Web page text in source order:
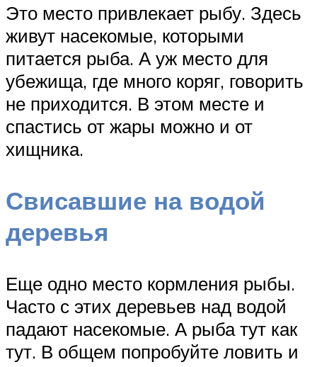
Это место привлекает рыбу. Здесь
живут насекомые, которыми
питается рыба. А уж место для
убежища, где много коряг, говорить
не приходится. В этом месте и
спастись от жары можно и от
хищника.
Свисавшие на водой
деревья
Еще одно место кормления рыбы.
Часто с этих деревьев над водой
падают насекомые. А рыба тут как
тут. В общем попробуйте ловить и